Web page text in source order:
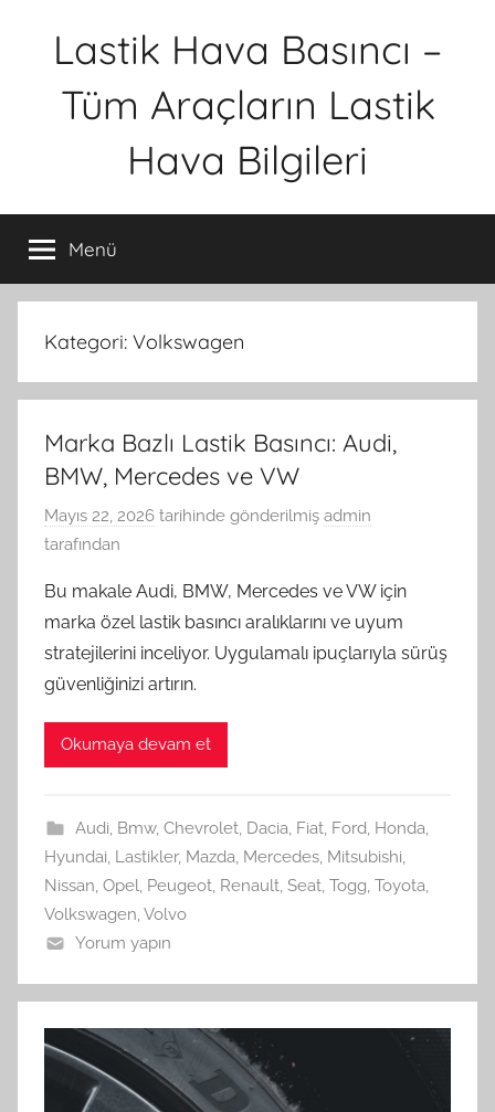
Lastik Hava Basıncı –
Tüm Araçların Lastik
Hava Bilgileri
Menü
Kategori: Volkswagen
Marka Bazlı Lastik Basıncı: Audi,
BMW, Mercedes ve VW
Mayıs 22, 2026 tarihinde gönderilmiş admin
tarafından
Bu makale Audi, BMW, Mercedes ve VW için
marka özel lastik basıncı aralıklarını ve uyum
stratejilerini inceliyor. Uygulamalı ipuçlarıyla sürüş
güvenliğinizi artırın.
Okumaya devam et
Audi Bmw, Chevrolet, Dacia Fiat, Ford Honda
Hyundai Lastikler, Mazda Mercedes Mitsubishi
Nissan Opel Peugeot Renault Seat Togg Toyota
Volkswagen Volvo
Yorum yapın